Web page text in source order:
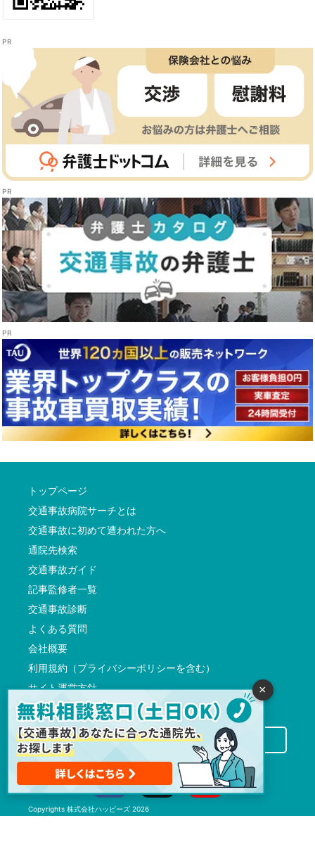
トップページ
交通事故病院サーチとは
交通事故に初めて遭われた方へ
通院先検索
交通事故ガイド
記事監修者一覧
交通事故診断
よくある質問
会社概要
利用規約（プライバシーポリシーを含む）
サイト運営方針
反社会的勢力に対する基本方針
交通事故病院サーチに掲載希望の先生方へ
Copyrights 株式会社ハッピーズ 2026
×